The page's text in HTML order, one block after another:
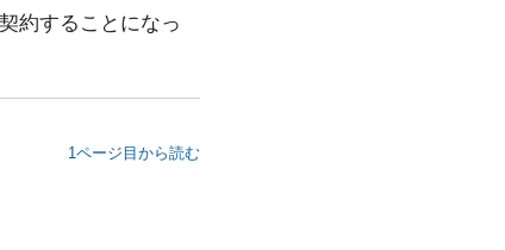
約することになっ
1ページ目から読む